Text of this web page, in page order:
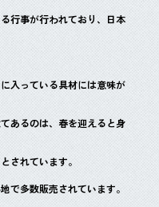
行事が行われており、日本
入っている具材には意味が
あるのは、春を迎えると身
されています。
で多数販売されています。